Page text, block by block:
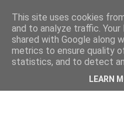
This site uses cookies
and to analyze traffic.
shared with Google along
metrics to ensure quality
statistics, and to detect
LEARN